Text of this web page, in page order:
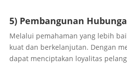
5) Pembangunan
Melalui pemahaman yang lebih
kuat dan berkelanjutan. Dengan
dapat menciptakan loyalitas